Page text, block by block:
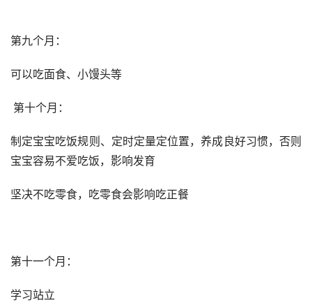
第九个月：
可以吃面食、小馒头等
第十个月：
制定宝宝吃饭规则、定时定量定位置，养成良好习惯，否则
宝宝容易不爱吃饭，影响发育
坚决不吃零食，吃零食会影响吃正餐
第十一个月：
学习站立